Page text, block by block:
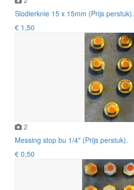
Slodierknie 15 x 15mm (Prijs perstuk).
€ 1,50
2
Messing stop bu 1/4" (Prijs perstuk).
€ 0,50